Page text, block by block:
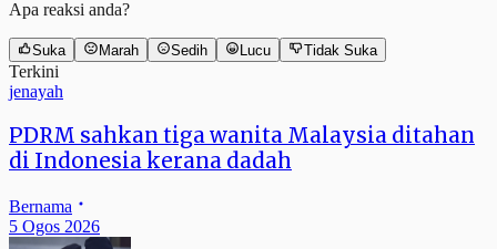
Apa reaksi anda?
Suka Marah Sedih Lucu Tidak Suka
Terkini
jenayah
PDRM sahkan tiga wanita Malaysia ditahan
di Indonesia kerana dadah
Bernama
5 Ogos 2026